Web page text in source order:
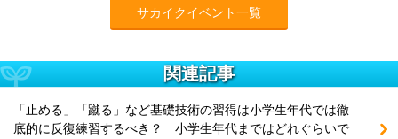
サカイクイベント一覧
関連記事
「止める」「蹴る」など基礎技術の習得は小学生年代では徹
底的に反復練習するべき？ 小学生年代まではどれぐらいで